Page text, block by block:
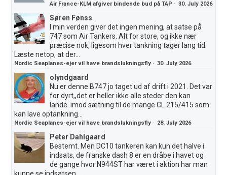
Air France-KLM afgiver bindende bud på TAP ·30. July 2026
Søren Fønss
I min verden giver det ingen mening, at satse på
747 som Air Tankers. Alt for store, og ikke nær
præcise nok, ligesom hver tankning tager lang tid.
Læste netop, at der...
Nordic Seaplanes-ejer vil have brandslukningsfly ·30. July 2026
olyndgaard
Nu er denne B747 jo taget ud af drift i 2021. Det var
for dyrt,,det er heller ikke alle steder den kan
lande..imod sætning til de mange CL 215/415 som
kan lave optankning...
Nordic Seaplanes-ejer vil have brandslukningsfly · 28. July 2026
Peter Dahlgaard
Bestemt. Men DC10 tankeren kan kun det halve i
indsats, de franske dash 8 er en dråbe i havet og
de gange hvor N944ST har været i aktion har man